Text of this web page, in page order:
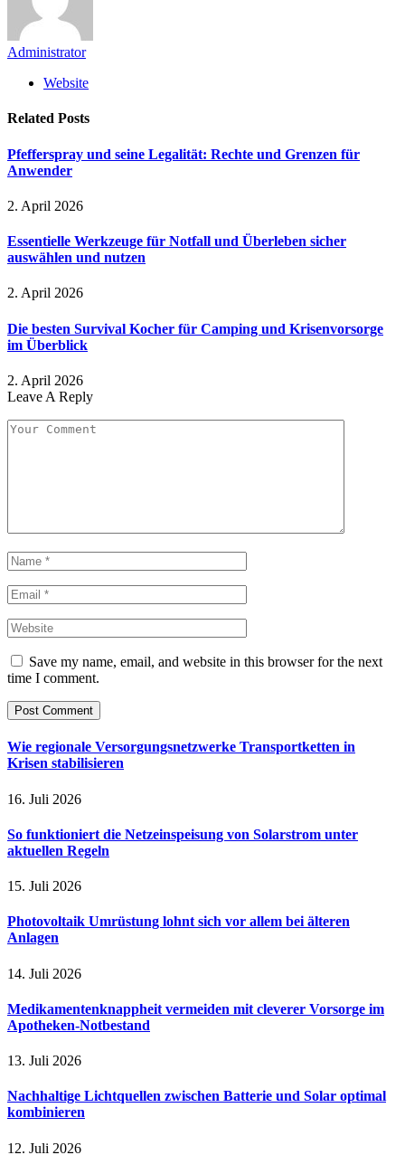
Administrator
Website
Related Posts
Pfefferspray und seine Legalität: Rechte und Grenzen für
Anwender
2. April 2026
Essentielle Werkzeuge für Notfall und Überleben sicher
auswählen und nutzen
2. April 2026
Die besten Survival Kocher für Camping und Krisenvorsorge
im Überblick
2. April 2026
Leave A Reply
Save my name, email, and website in this browser for the next
time I comment.
Wie regionale Versorgungsnetzwerke Transportketten in
Krisen stabilisieren
16. Juli 2026
So funktioniert die Netzeinspeisung von Solarstrom unter
aktuellen Regeln
15. Juli 2026
Photovoltaik Umrüstung lohnt sich vor allem bei älteren
Anlagen
14. Juli 2026
Medikamentenknappheit vermeiden mit cleverer Vorsorge im
Apotheken-Notbestand
13. Juli 2026
Nachhaltige Lichtquellen zwischen Batterie und Solar optimal
kombinieren
12. Juli 2026